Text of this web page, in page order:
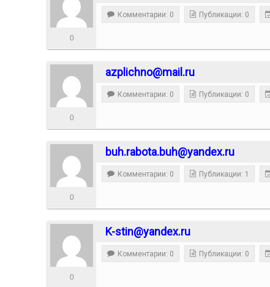
0
Комментарии: 0 Публикации: 0
azplichno@mail.ru
0
Комментарии: 0 Публикации: 0
buh.rabota.buh@yandex.ru
0
Комментарии: 0 Публикации: 1
K-stin@yandex.ru
0
Комментарии: 0 Публикации: 0